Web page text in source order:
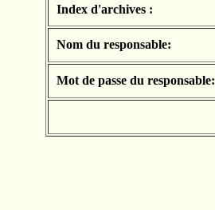
Index d'archives :
Nom du responsable:
Mot de passe du responsable: